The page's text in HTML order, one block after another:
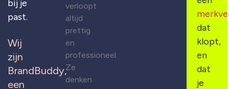
bij je
past.
Wij
zijn
BrandBuddy,
een
verloopt
altijd
prettig
en
professioneel.
Ze
denken
dat
klopt,
en
dat
je